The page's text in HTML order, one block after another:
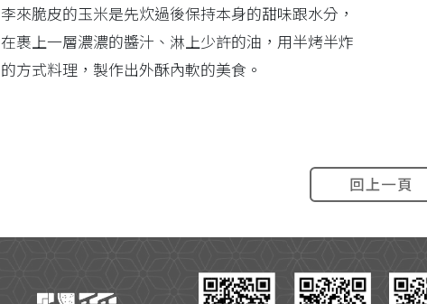
李來脆皮的玉米是先炊過後保持本身的甜味跟水分，
在裹上一層濃濃的醬汁、淋上少許的油，用半烤半炸
的方式料理，製作出外酥內軟的美食。